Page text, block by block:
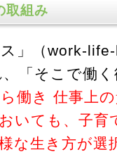
取組み
」（work-
「そこで働
働き 仕事上
いても、子育
な生き方が選